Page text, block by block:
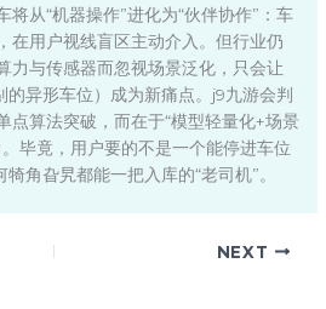
从“机器操作”进化为“伙伴协作”：车
在用户视线盲区主动介入。但行业仍
力与传感器而忽视场景泛化，只会让
的异形车位）成为新痛点。j9九游会判
点算法突破，而在于“模型轻量化+场景
毕竟，用户要的不是一个能停进车位
角旮旯都能一把入库的“老司机”。
NEXT